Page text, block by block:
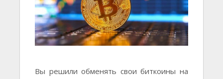
Вы решили обменять свои биткоины на